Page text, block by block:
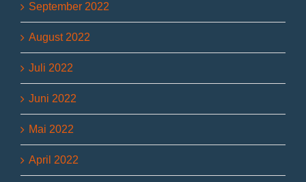
September 2022
August 2022
Juli 2022
Juni 2022
Mai 2022
April 2022